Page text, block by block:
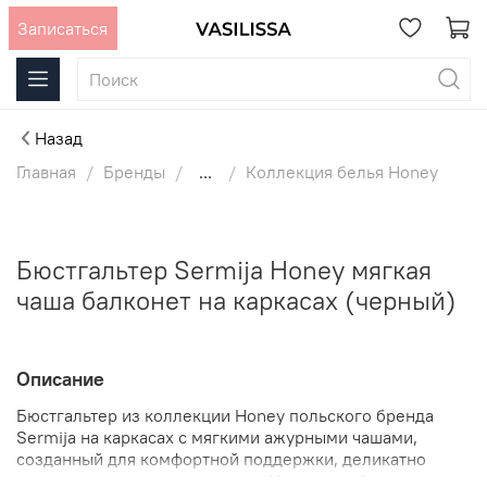
Записаться
Назад
Главная
Бренды ... Коллекция белья Honey
Бюстгальтер Sermija Honey мягкая
чаша балконет на каркасах (черный)
Описание
Бюстгальтер из коллекции Honey польского бренда
Sermija на каркасах с мягкими ажурными чашами,
созданный для комфортной поддержки, деликатно